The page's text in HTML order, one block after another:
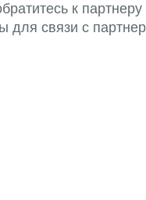
к
для связи с